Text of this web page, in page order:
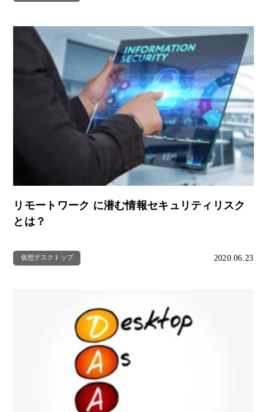
リモートワーク に潜む情報セキュリティリスク
とは？
仮想デスクトップ 2020.06.23